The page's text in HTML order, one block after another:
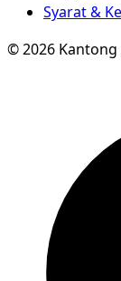
Syarat &
© 2026